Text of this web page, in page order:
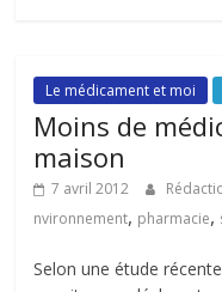
Le médicament et moi
Moins de
maison
7 avril 2012
nvironnement, pharmacie,
Selon une étude